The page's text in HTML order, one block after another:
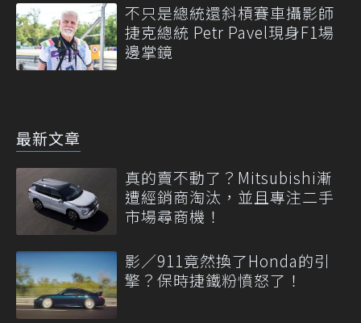
不只是總統還斜槓賽車攝影師
捷克總統 Petr Pavel現身F1場
邊掌鏡
最新文章
真的賣不動了？Mitsubishi漸
遭經銷商淘汰，並且專注二手
市場尋商機！
影／911竟然換了Honda的引
擎？保時捷鐵粉憤怒了！